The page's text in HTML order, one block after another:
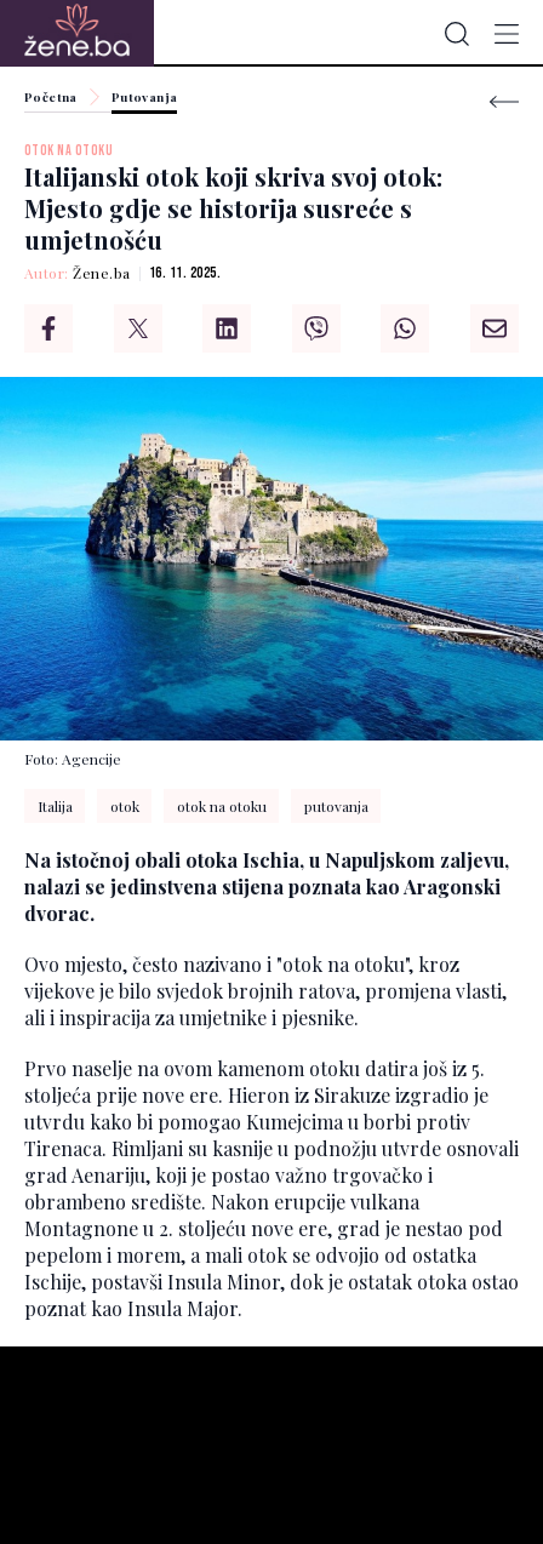
Početna Putovanja
OTOK NA OTOKU
Italijanski otok koji skriva svoj otok:
Mjesto gdje se historija susreće s
umjetnošću
Autor:Žene.ba 16. 11. 2025.
Foto: Agencije
Italija otok otok na otoku putovanja
Na istočnoj obali otoka Ischia, u Napuljskom zaljevu,
nalazi se jedinstvena stijena poznata kao Aragonski
dvorac.
Ovo mjesto, često nazivano i "otok na otoku", kroz
vijekove je bilo svjedok brojnih ratova, promjena vlasti,
ali i inspiracija za umjetnike i pjesnike.
Prvo naselje na ovom kamenom otoku datira još iz 5.
stoljeća prije nove ere. Hieron iz Sirakuze izgradio je
utvrdu kako bi pomogao Kumejcima u borbi protiv
Tirenaca. Rimljani su kasnije u podnožju utvrde osnovali
grad Aenariju, koji je postao važno trgovačko i
obrambeno središte. Nakon erupcije vulkana
Montagnone u 2. stoljeću nove ere, grad je nestao pod
pepelom i morem, a mali otok se odvojio od ostatka
Ischije, postavši Insula Minor, dok je ostatak otoka ostao
poznat kao Insula Major.